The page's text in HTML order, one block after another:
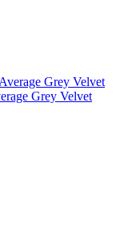
Grey Velvet